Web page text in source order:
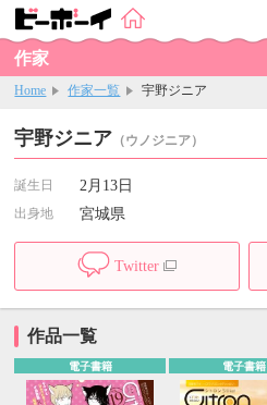
作家
Home 作家一覧 宇野ジニア
宇野ジニア （ウノジニア）
誕生日 2月13日
出身地 宮城県
Twitter
作品一覧
電子書籍 電子書籍